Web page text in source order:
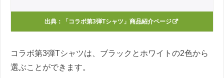
出典： 「コラボ第3弾Tシャツ」商品紹介ページ
コラボ第3弾Tシャツは、ブラックとホワイトの2色から
選ぶことができます。